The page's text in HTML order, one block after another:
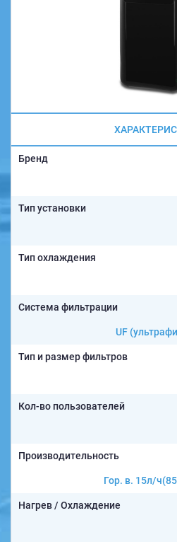
Бренд
Тип установки
Тип охлаждения
Система фильтрации
UF
Тип и размер фильтров
Кол-во пользователей
Производительность
Гор. в. 15л/
Нагрев / Охлаждение